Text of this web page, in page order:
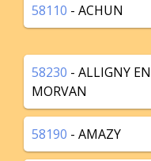
58110 - ACHUN
58230 - ALLIGNY EN
MORVAN
58190 - AMAZY